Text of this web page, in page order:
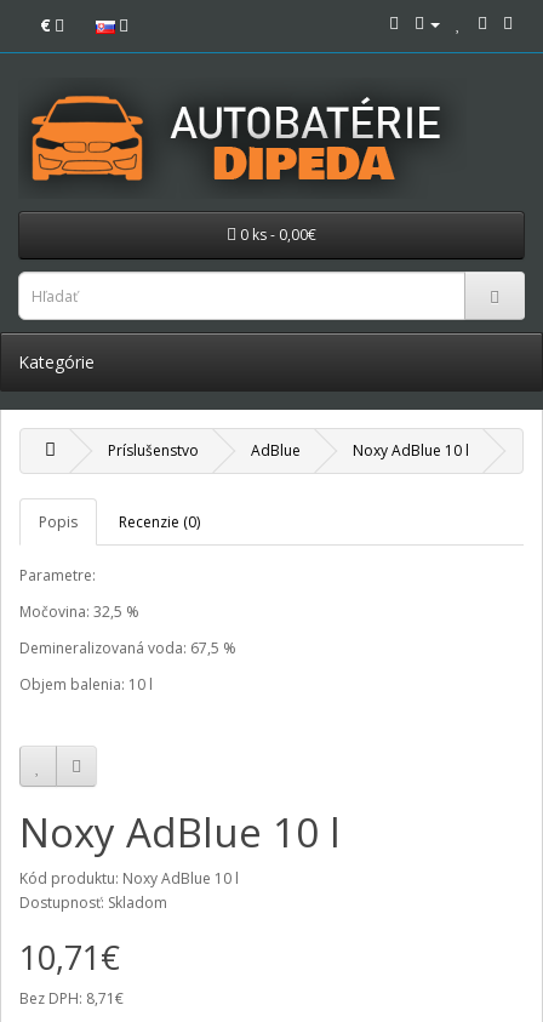
€
0 ks - 0,00€
Kategórie
Príslušenstvo AdBlue Noxy AdBlue 10 l
Popis Recenzie (0)
Parametre:
Močovina: 32,5 %
Demineralizovaná voda: 67,5 %
Objem balenia: 10 l
Noxy AdBlue 10 l
Kód produktu: Noxy AdBlue 10 l
Dostupnosť: Skladom
10,71€
Bez DPH: 8,71€